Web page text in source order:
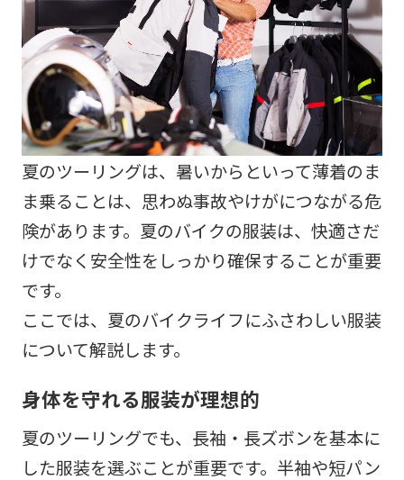
夏のツーリングは、暑いからといって薄着のま
ま乗ることは、思わぬ事故やけがにつながる危
険があります。夏のバイクの服装は、快適さだ
けでなく安全性をしっかり確保することが重要
です。
ここでは、夏のバイクライフにふさわしい服装
について解説します。
身体を守れる服装が理想的
夏のツーリングでも、長袖・長ズボンを基本に
した服装を選ぶことが重要です。半袖や短パン